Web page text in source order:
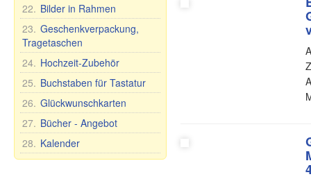
Schneidebretter
Kosmetische Tonerde
Tee und Kräuter
Öle
Gesundheit
Nahrungsergänzungsmittel
Sonstiges
Mundhygiene
Lebensmittel
Schuhe
Ländernamen
Tassen und Becher
Teller, Schalen und
anderes
Teekannen und
Zuckerdosen
Tee- und Tafelsets für 6
Personen
Spielzeuge
Stehaufpuppe
Nevaljashka
Plüschtiere
Spiele
22. Bilder in Rahmen
23. Geschenkverpackung,
Tragetaschen
24. Hochzeit-Zubehör
25. Buchstaben für Tastatur
26. Glückwunschkarten
27. Bücher - Angebot
28. Kalender